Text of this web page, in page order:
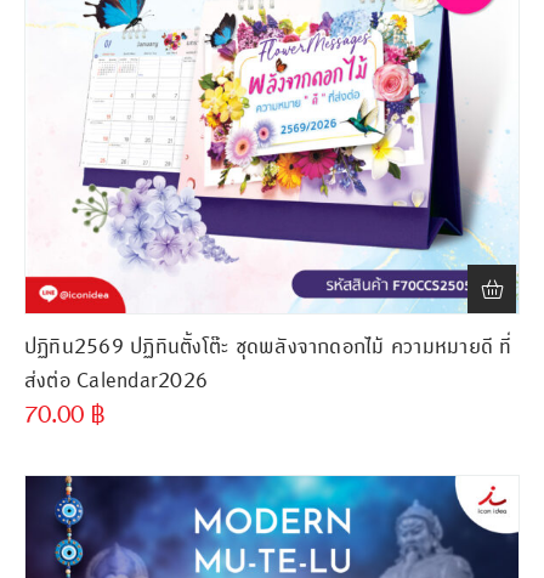
ปฏิทิน2569 ปฏิทินตั้งโต๊ะ ชุดพลังจากดอกไม้ ความหมายดี ที่
ส่งต่อ Calendar2026
70.00 ฿